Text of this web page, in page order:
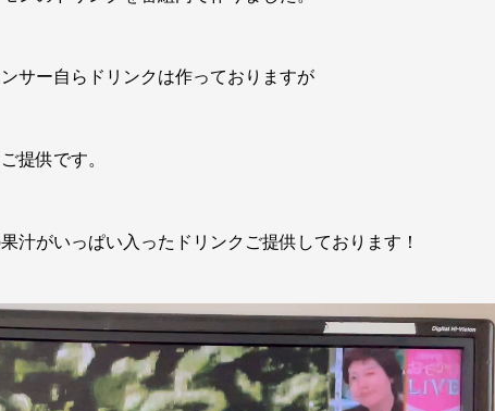
サー自らドリンクは作っておりますが
提供です。
汁がいっぱい入ったドリンクご提供しております！